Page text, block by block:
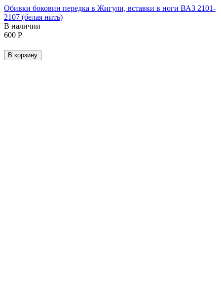
Обивки боковин передка в Жигули, вставки в ноги ВАЗ 2101-
2107 (белая нить)
В наличии
‍600‍ Р
В корзину